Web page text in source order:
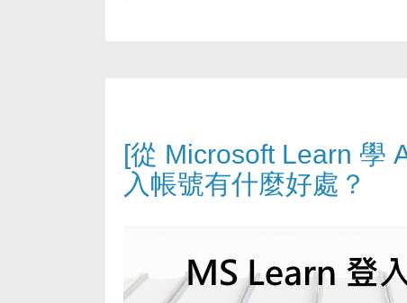
[從 Microsoft Learn 學
入帳號有什麼好處？